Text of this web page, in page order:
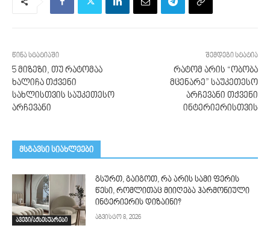
წინა სტატიაში
5 მიზეზი, თუ რატომაა
ხალიჩა თქვენი
სახლისთვის საუკეთესო
არჩევანი
შემდეგი სტატია
რატომ არის “ობობა
მცენარე” საუკეთესო
არჩევანი თქვენი
ინტერიერისთვის
მსგავსი სიახლეები
ავეჯი/აქსესუარები
გსურთ, გაიგოთ, რა არის სამი ფერის
წესი, რომლითაც მიიღება ჰარმონიული
ინტერიერის დიზაინი?
აგვისტო 8, 2026